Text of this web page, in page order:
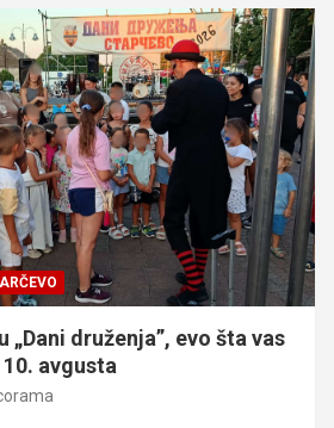
„Dani druženja”, evo šta vas
avgusta